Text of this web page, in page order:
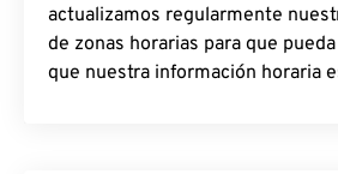
actualizamos regularmente
de zonas horarias para que
que nuestra información horaria